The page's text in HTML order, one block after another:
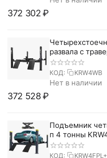
372 302 ₽
развала с
КОД: KRW4WB
Нет в наличии
372 528 ₽
Подъемник
п 4 тонны
КОД: